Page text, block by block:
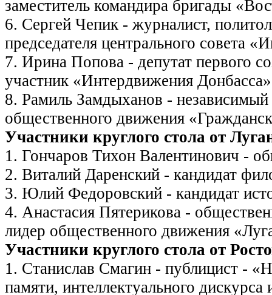
заместитель командира бригады
6. Сергей Чепик - журналист,
председателя центрального совета
7. Ирина Попова - депутат первого
участник «Интердвижения
8. Рамиль Замдыханов - независимый
общественного движения
Участники круглого стола от
1. Гончаров Тихон Валентинович -
2. Виталий Даренский - кандидат
3. Юлий Федоровский - кандидат
4. Анастасия Пятерикова -
лидер общественного движения
Участники круглого стола от
1. Станислав Смагин - публицист -
памяти, интеллектуального